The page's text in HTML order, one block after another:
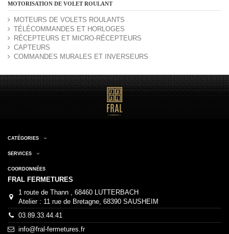
MOTORISATION DE VOLET ROULANT
MOTEURS DE VOLETS ROULANTS
TÉLÉCOMMANDES ET HORLOGES
RÉCEPTEURS ET MICRO-RÉCEPTEURS
CAPTEURS
COMMANDES MURALES ET INVERSEURS
CATÉGORIES
SERVICES
COORDONNÉES
FRAL FERMETURES
1 route de Thann , 68460 LUTTERBACH
Atelier : 11 rue de Bretagne, 68390 SAUSHEIM
03.89.33.44.41
info@fral-fermetures.fr